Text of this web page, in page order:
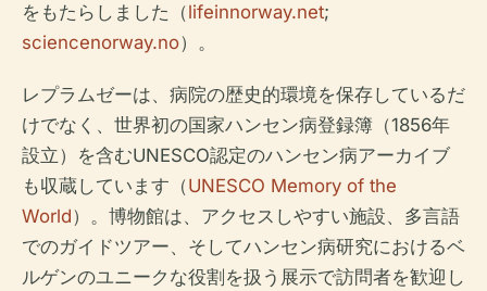
をもたらしました（lifeinnorway.net;
sciencenorway.no）。
レプラムゼーは、病院の歴史的環境を保存しているだ
けでなく、世界初の国家ハンセン病登録簿（1856年
設立）を含むUNESCO認定のハンセン病アーカイブ
も収蔵しています（UNESCO Memory of the
World）。博物館は、アクセスしやすい施設、多言語
でのガイドツアー、そしてハンセン病研究におけるベ
ルゲンのユニークな役割を扱う展示で訪問者を歓迎し